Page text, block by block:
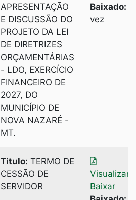
APRESENTAÇÃO
E DISCUSSÃO DO
PROJETO DA LEI
DE DIRETRIZES
ORÇAMENTÁRIAS
- LDO, EXERCÍCIO
FINANCEIRO DE
2027, DO
MUNICÍPIO DE
NOVA NAZARÉ -
MT.
Baixado:
vez
Titulo: TERMO DE
CESSÃO DE
SERVIDOR
Visualizar
Baixar